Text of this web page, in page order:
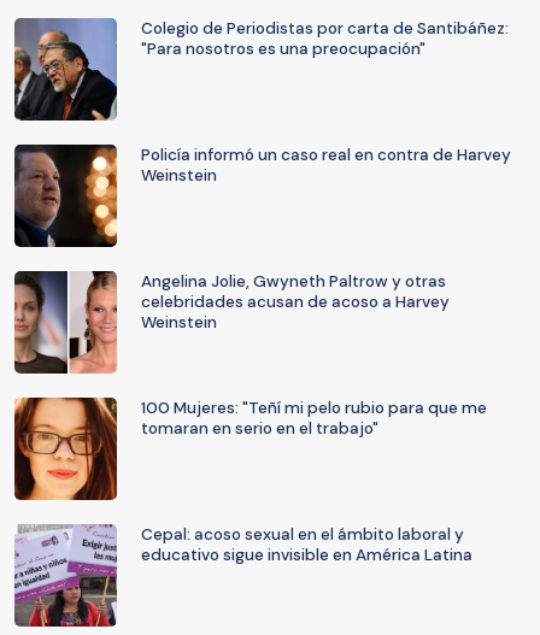
Colegio de Periodistas por carta de Santibáñez:
"Para nosotros es una preocupación"
Policía informó un caso real en contra de Harvey
Weinstein
Angelina Jolie, Gwyneth Paltrow y otras
celebridades acusan de acoso a Harvey
Weinstein
100 Mujeres: "Teñí mi pelo rubio para que me
tomaran en serio en el trabajo"
Cepal: acoso sexual en el ámbito laboral y
educativo sigue invisible en América Latina